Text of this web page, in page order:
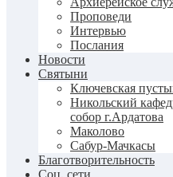
Проповеди
Интервью
Послания
Новости
Святыни
Ключевская
Никольский
собор г.Ардатова
Маколово
Сабур-Мачкасы
Благотворительность
Соц. сети